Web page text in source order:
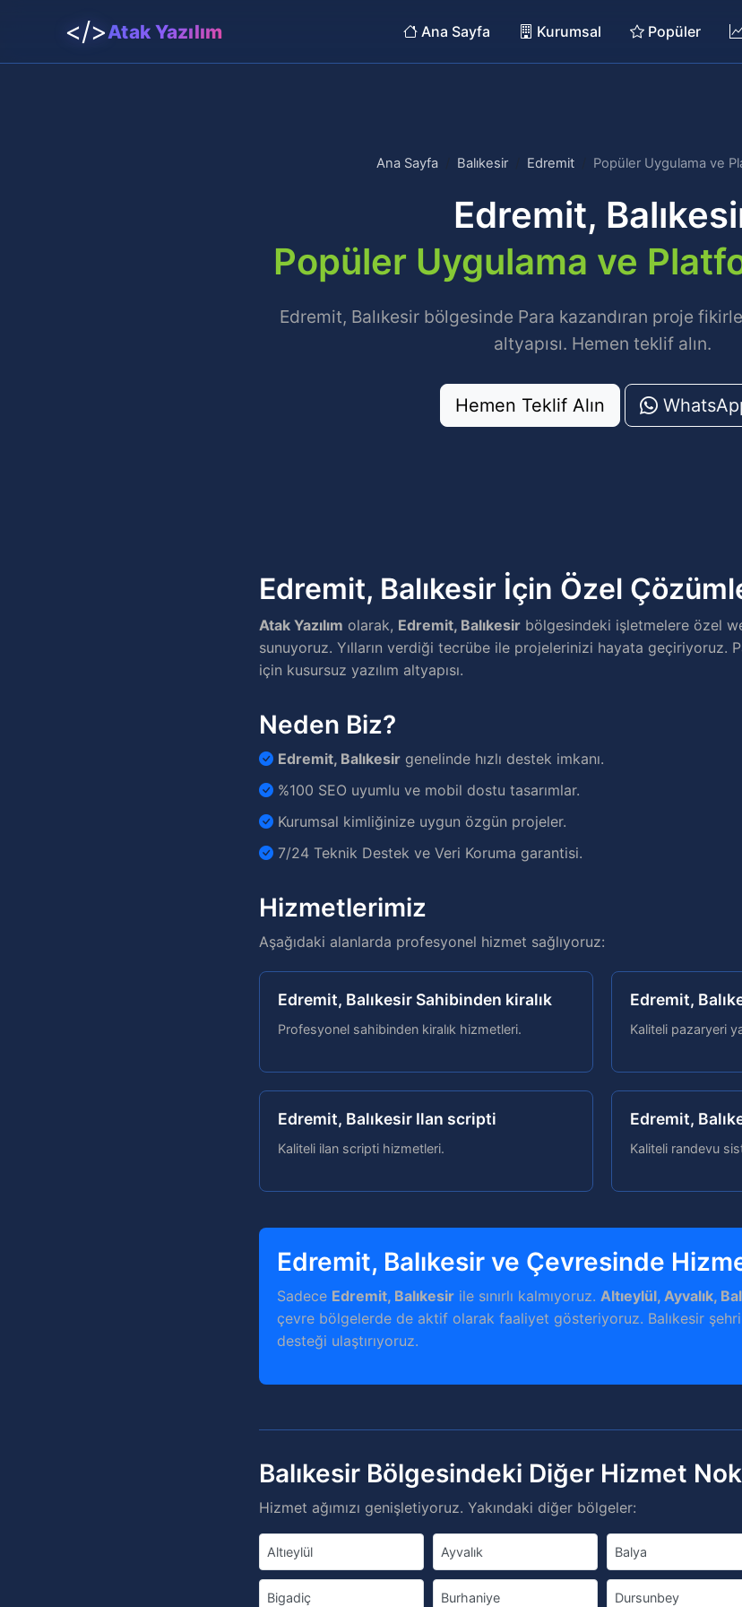
</>Atak Yazılım Ana Sayfa Kurumsal Popüler
Ana Sayfa Balıkesir Edremit Popüler Uygulama ve
Edremit,
Popüler Uygulama ve
Edremit, Balıkesir bölgesinde Para kazandıran proje
altyapısı. Hemen teklif alın.
Hemen Teklif Alın
Edremit, Balıkesir İçin Özel
Atak Yazılım olarak, Edremit, Balıkesir bölgesindeki işletmelere özel
sunuyoruz. Yılların verdiği tecrübe ile projelerinizi hayata geçiriyoruz.
için kusursuz yazılım altyapısı.
Neden Biz?
Edremit, Balıkesir genelinde hızlı destek imkanı.
%100 SEO uyumlu ve mobil dostu tasarımlar.
Kurumsal kimliğinize uygun özgün projeler.
7/24 Teknik Destek ve Veri Koruma garantisi.
Hizmetlerimiz
Aşağıdaki alanlarda profesyonel hizmet sağlıyoruz:
Edremit, Balıkesir Sahibinden kiralık
Profesyonel sahibinden kiralık hizmetleri.
Edremit,
Kaliteli pazaryeri
Edremit, Balıkesir Ilan scripti
Kaliteli ilan scripti hizmetleri.
Edremit,
Kaliteli randevu
Edremit, Balıkesir ve Çevresinde
Sadece Edremit, Balıkesir ile sınırlı kalmıyoruz.Altıeylül, Ayvalık,
çevre bölgelerde de aktif olarak faaliyet gösteriyoruz. Balıkesir
desteği ulaştırıyoruz.
Balıkesir Bölgesindeki Diğer Hizmet
Hizmet ağımızı genişletiyoruz. Yakındaki diğer bölgeler:
Altıeylül Ayvalık Balya
Bigadiç Burhaniye Dursunbey